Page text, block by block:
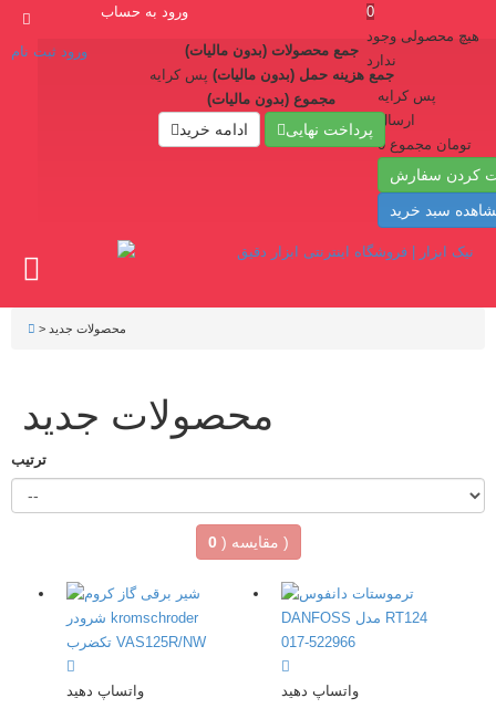
0
هیچ محصولی وجود
ندارد
پس کرایه
ارسال
0 تومان مجموع
کردن سفارش
سبد خرید
ورود به حساب
ورود ثبت نام
جمع محصولات (بدون مالیات)
جمع هزینه حمل (بدون مالیات) پس کرایه
مجموع (بدون مالیات)
ادامه خرید پرداخت نهایی
> محصولات جدید
محصولات جدید
ترتیب
مقایسه ( 0 )
واتساپ دهید واتساپ دهید